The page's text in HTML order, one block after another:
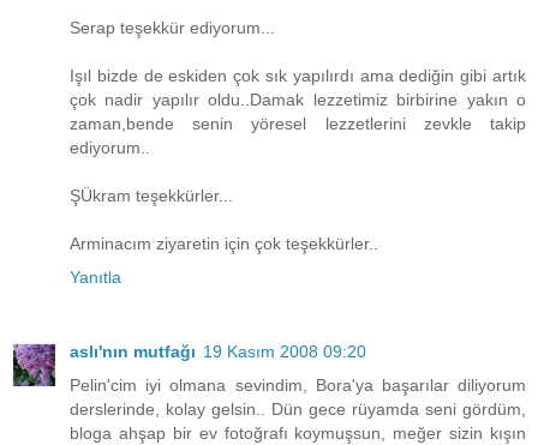
Serap teşekkür ediyorum...
Işıl bizde de eskiden çok sık yapılırdı ama dediğin gibi artık
çok nadir yapılır oldu..Damak lezzetimiz birbirine yakın o
zaman,bende senin yöresel lezzetlerini zevkle takip
ediyorum..
ŞÜkram teşekkürler...
Arminacım ziyaretin için çok teşekkürler..
Yanıtla
aslı'nın mutfağı 19 Kasım 2008 09:20
Pelin'cim iyi olmana sevindim, Bora'ya başarılar diliyorum
derslerinde, kolay gelsin.. Dün gece rüyamda seni gördüm,
bloga ahşap bir ev fotoğrafı koymuşsun, meğer sizin kışın